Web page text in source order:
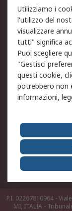
Informativa
Email Security
Condizioni di
Etica e
Chi Siamo
Chi Siamo
Supporto
Carriere
Press Centre
P.I. 02267810964 -
MI, ITALIA -
Utilizziamo i
l'utilizzo del
visualizzare
tutti" significa
Puoi scegliere
"Gestisci
questi cookie,
potrebbero non
informazioni,